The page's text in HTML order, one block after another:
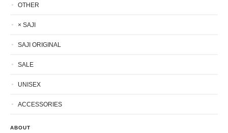
OTHER
× SAJI
SAJI ORIGINAL
SALE
UNISEX
ACCESSORIES
ABOUT